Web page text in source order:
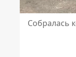
Собралась